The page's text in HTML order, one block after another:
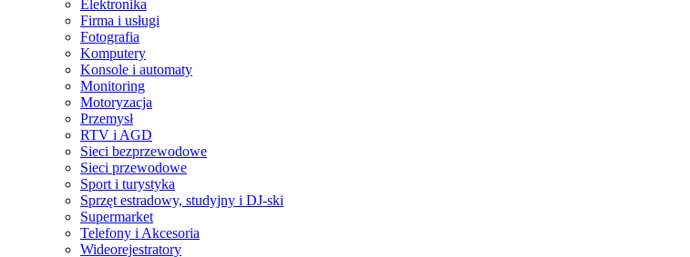
Elektronika
Firma i usługi
Fotografia
Komputery
Konsole i automaty
Monitoring
Motoryzacja
Przemysł
RTV i AGD
Sieci bezprzewodowe
Sieci przewodowe
Sport i turystyka
Sprzęt estradowy, studyjny i DJ-ski
Supermarket
Telefony i Akcesoria
Wideorejestratory